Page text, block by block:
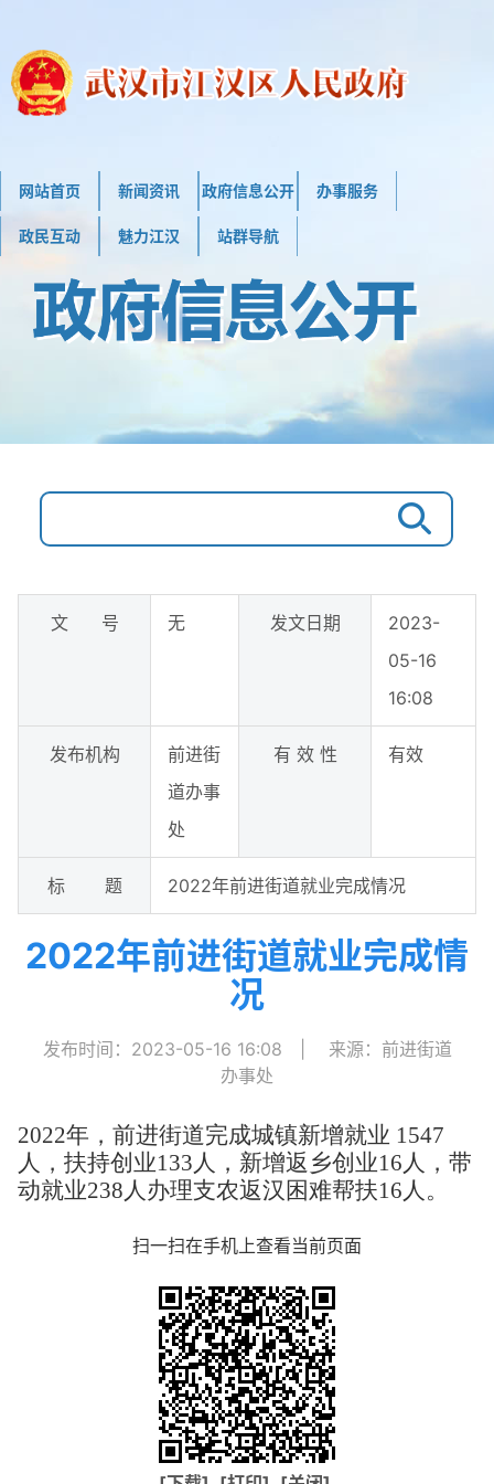
网站首页 新闻资讯 政府信息公开 办事服务
政民互动 魅力江汉 站群导航
文 号 无 发文日期
2023-
05-16
16:08
发布机构
前进街
道办事
处
有 效 性 有效
标 题 2022年前进街道就业完成情况
2022年前进街道就业完成情
况
发布时间：2023-05-16 16:08
来源：前进街道
办事处
2022年，前进街道完成城镇新增就业 1547
人，扶持创业133人，新增返乡创业16人，带
动就业238人办理支农返汉困难帮扶16人。
扫一扫在手机上查看当前页面